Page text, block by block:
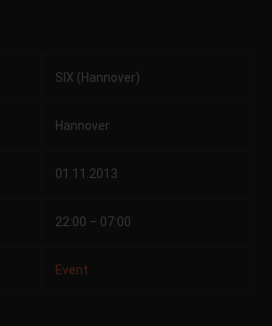
SIX (Hannover)
Hannover
01.11.2013
22:00 – 07:00
Event